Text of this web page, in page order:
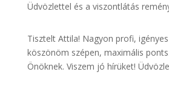
Üdvözlettel és a viszontlátás
Tisztelt Attila! Nagyon profi,
köszönöm szépen, maximális
Önöknek. Viszem jó hírüket!